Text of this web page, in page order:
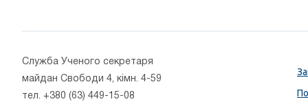
Cлужба Ученого секретаря
майдан Свободи 4, кімн. 4-59
тел. +380 (63) 449-15-08